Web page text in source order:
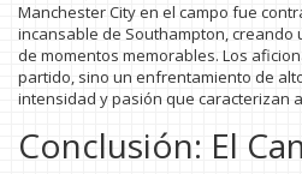
Manchester City en el campo fue
incansable de Southampton, creando
de momentos memorables. Los
partido, sino un enfrentamiento de
intensidad y pasión que caracterizan
Conclusión: El